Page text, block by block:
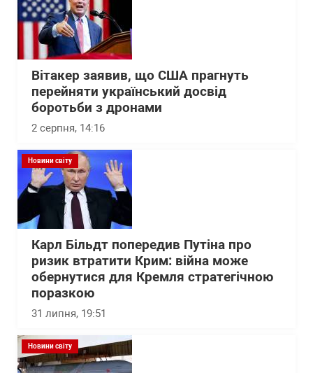
Вітакер заявив, що США прагнуть
перейняти український досвід
боротьби з дронами
2 серпня, 14:16
Новини світу
Карл Більдт попередив Путіна про
ризик втратити Крим: війна може
обернутися для Кремля стратегічною
поразкою
31 липня, 19:51
Новини світу